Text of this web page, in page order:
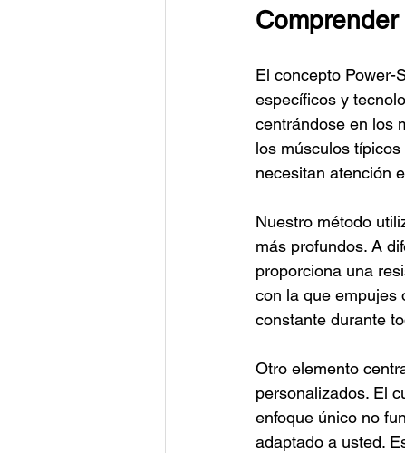
El concepto Power-
específicos y
centrándose en los
los músculos
necesitan atención
Nuestro método
más profundos. A
proporciona una
con la que empujes
constante durante
Otro elemento
personalizados. El
enfoque único no
adaptado a usted.